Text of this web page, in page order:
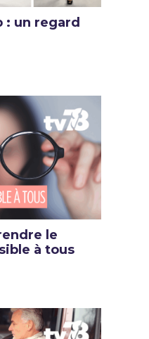
: un regard
le
à tous